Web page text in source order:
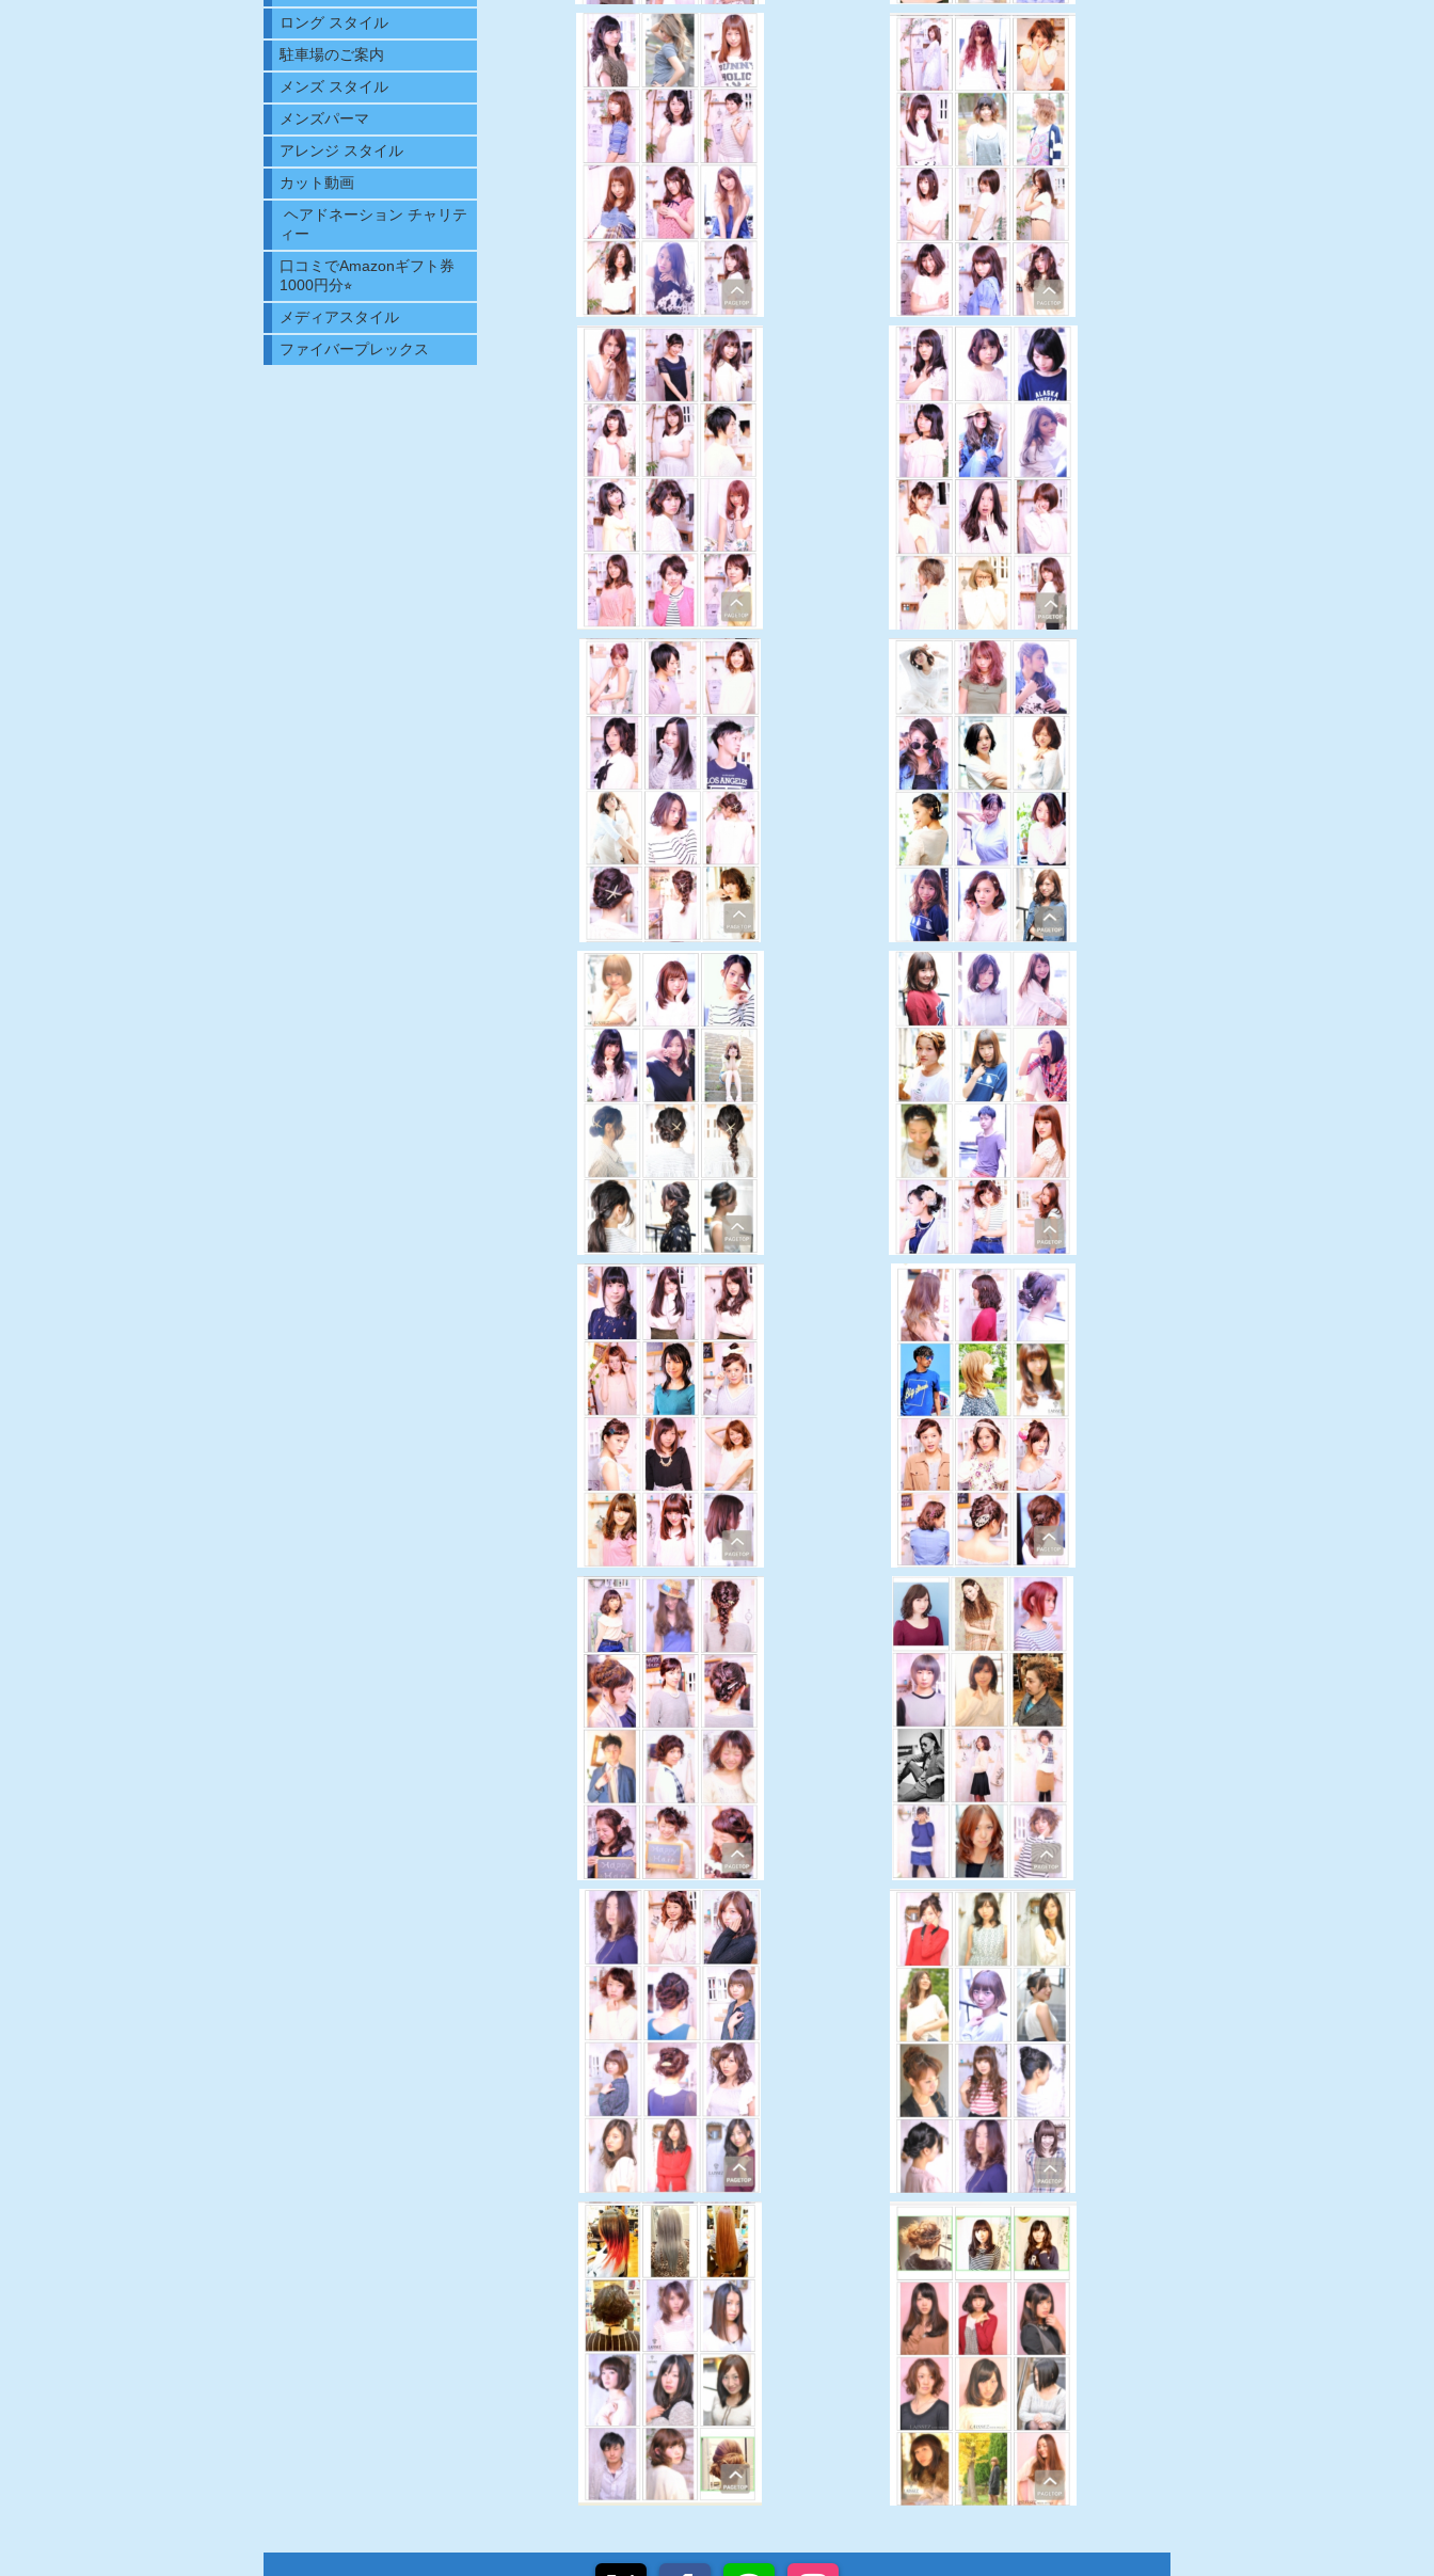
ロング スタイル
駐車場のご案内
メンズ スタイル
メンズパーマ
アレンジ スタイル
カット動画
ヘアドネーション チャリテ
ィー
口コミでAmazonギフト券
1000円分⭐︎
メディアスタイル
ファイバープレックス